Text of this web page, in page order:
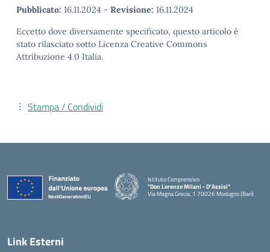
Pubblicato: 16.11.2024 - Revisione: 16.11.2024
Eccetto dove diversamente specificato, questo articolo è
stato rilasciato sotto Licenza Creative Commons
Attribuzione 4.0 Italia.
Stampa / Condividi
Istituto Comprensivo
"Don Lorenzo Milani - D’Assisi"
Via Magna Grecia, 1 70026 Modugno (Bari)
— Visita la pagina iniziale della scuola
Link Esterni